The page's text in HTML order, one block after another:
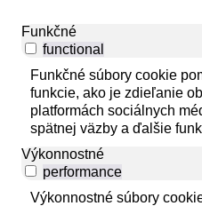
Funkčné
functional
Funkčné súbory cookie
funkcie, ako je zdieľanie
platformách sociálnych
spätnej väzby a ďalšie
Výkonnostné
performance
Výkonnostné súbory